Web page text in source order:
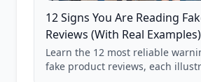
12 Signs You Are Reading
Reviews (With Real Examples)
Learn the 12 most reliable
fake product reviews, each